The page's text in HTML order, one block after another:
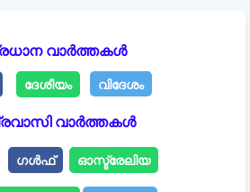
വാർത്തകൾ
ദേശീയം വിദേശം
വാർത്തകൾ
ഗൾഫ് ഓസ്ട്രേലിയ